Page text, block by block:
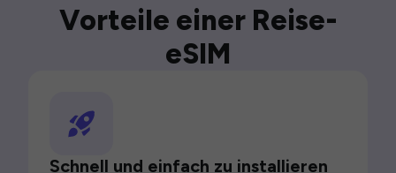
Vorteile einer Reise-
eSIM
Schnell und einfach zu installieren